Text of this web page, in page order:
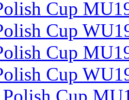
Cup
Cup
Cup
Cup
Polish Cup